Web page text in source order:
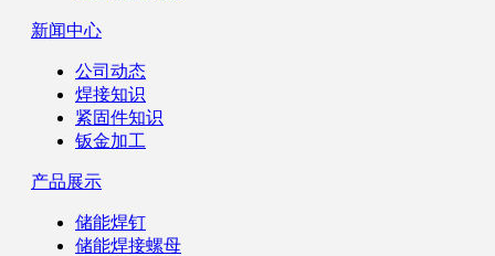
新闻中心
公司动态
焊接知识
紧固件知识
钣金加工
产品展示
储能焊钉
储能焊接螺母